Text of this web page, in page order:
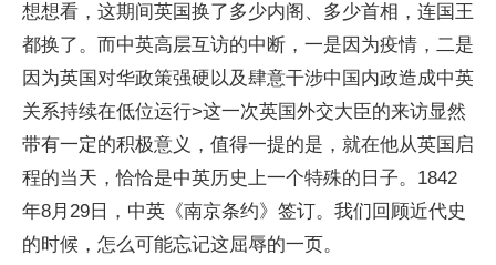
想想看，这期间英国换了多少内阁、多少首相，连国王
都换了。而中英高层互访的中断，一是因为疫情，二是
因为英国对华政策强硬以及肆意干涉中国内政造成中英
关系持续在低位运行>这一次英国外交大臣的来访显然
带有一定的积极意义，值得一提的是，就在他从英国启
程的当天，恰恰是中英历史上一个特殊的日子。1842
年8月29日，中英《南京条约》签订。我们回顾近代史
的时候，怎么可能忘记这屈辱的一页。